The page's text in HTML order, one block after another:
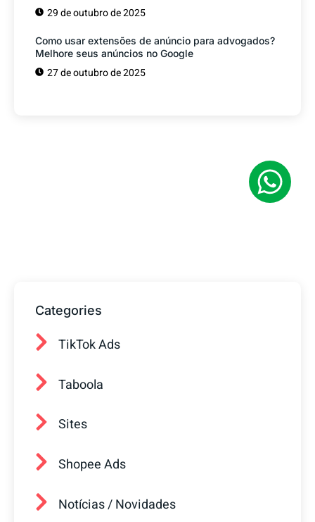
29 de outubro de 2025
Como usar extensões de anúncio para advogados?
Melhore seus anúncios no Google
27 de outubro de 2025
Fale com o nosso time de vendas! Estamos
Categories
TikTok Ads
Taboola
Sites
Shopee Ads
Notícias / Novidades